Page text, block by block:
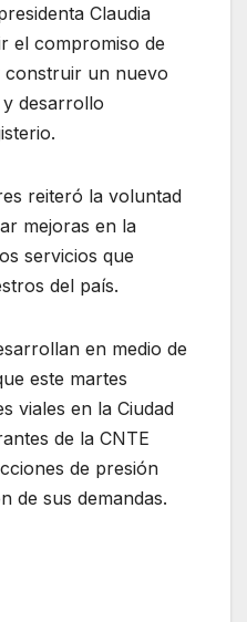
Claudia
el compromiso de
construir un nuevo
desarrollo
reiteró la voluntad
mejoras en la
servicios que
del país.
en medio de
este martes
viales en la Ciudad
de la CNTE
de presión
de sus demandas.